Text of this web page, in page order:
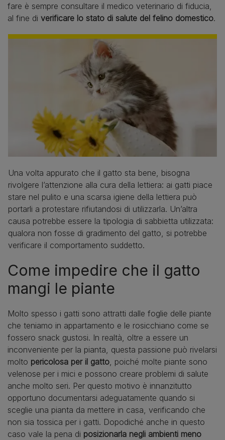
fare è sempre consultare il medico veterinario di fiducia,
al fine di verificare lo stato di salute del felino domestico.
Una volta appurato che il gatto sta bene, bisogna
rivolgere l’attenzione alla cura della lettiera: ai gatti piace
stare nel pulito e una scarsa igiene della lettiera può
portarli a protestare rifiutandosi di utilizzarla. Un’altra
causa potrebbe essere la tipologia di sabbietta utilizzata:
qualora non fosse di gradimento del gatto, si potrebbe
verificare il comportamento suddetto.
Come impedire che il gatto
mangi le piante
Molto spesso i gatti sono attratti dalle foglie delle piante
che teniamo in appartamento e le rosicchiano come se
fossero snack gustosi. In realtà, oltre a essere un
inconveniente per la pianta, questa passione può rivelarsi
molto pericolosa per il gatto , poiché molte piante sono
velenose per i mici e possono creare problemi di salute
anche molto seri. Per questo motivo è innanzitutto
opportuno documentarsi adeguatamente quando si
sceglie una pianta da mettere in casa, verificando che
non sia tossica per i gatti. Dopodiché anche in questo
caso vale la pena di posizionarla negli ambienti meno